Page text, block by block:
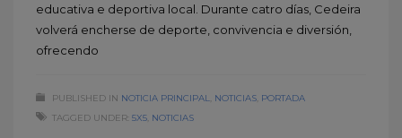
educativa e deportiva local. Durante catro días, Cedeira
volverá encherse de deporte, convivencia e diversión,
ofrecendo
PUBLISHED IN NOTICIA PRINCIPAL NOTICIAS PORTADA
TAGGED UNDER: 5X5 NOTICIAS